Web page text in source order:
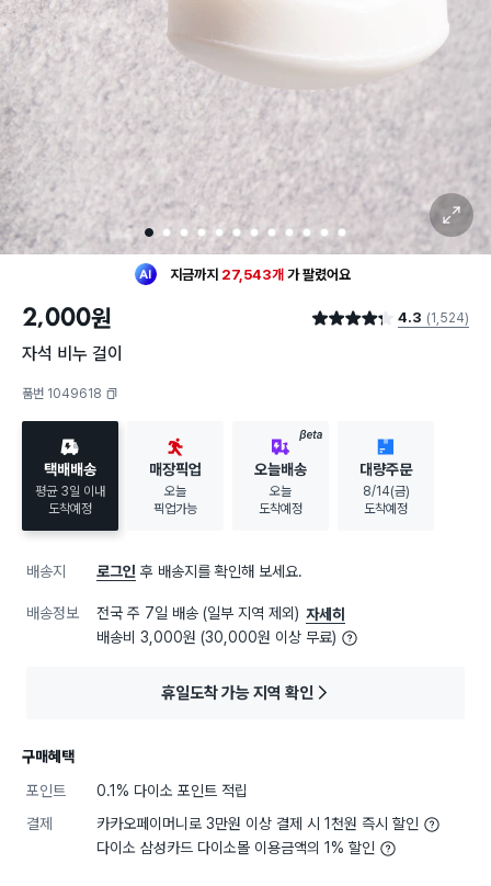
1 2 3 4 5 6 7 8 9 10 11 12
확대 보기
최근 한달1,067명 이 구매했어요
지금까지27,543개가팔렸어요
30대 여성이 가장 많이구매했어요
팔렸어요
2,000원 별점 4.3점 4.3 (1,524)
자석 비누 걸이
품번 1049618
택배배송
평균 3일 이내
도착예정
매장픽업
오늘
픽업가능
BETA
오늘배송
오늘
도착예정
대량주문
8/14(금)
도착예정
배송지 로그인 후 배송지를 확인해 보세요.
배송정보 전국 주 7일 배송 (일부 지역 제외) 자세히
배송비 3,000원 (30,000원 이상 무료)
휴일도착 가능 지역 확인
구매혜택
포인트
0.1% 다이소 포인트 적립
결제
카카오페이머니로 3만원 이상 결제 시 1천원 즉시 할인
다이소 삼성카드 다이소몰 이용금액의 1% 할인